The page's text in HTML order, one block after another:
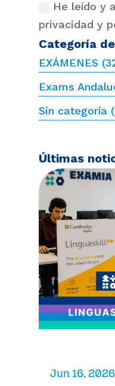
He leído y
privacidad y
Categoría
EXÁMENES
Exams
Sin categoría
Últimas
Jun 16, 2026